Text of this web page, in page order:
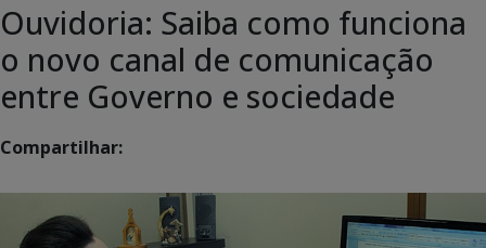
Ouvidoria: Saiba como funciona
o novo canal de comunicação
entre Governo e sociedade
Compartilhar: